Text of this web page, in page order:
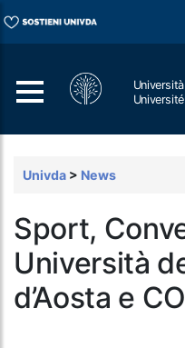
Univda > News
Sport,
Università
d’Aosta e